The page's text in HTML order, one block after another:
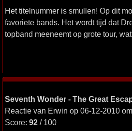
Het titelnummer is smullen! Op dit
favoriete bands. Het wordt tijd dat
topband meeneemt op grote tour,
Seventh Wonder - The Great
Reactie van Erwin op 06-12-2010
Score: 92 / 100